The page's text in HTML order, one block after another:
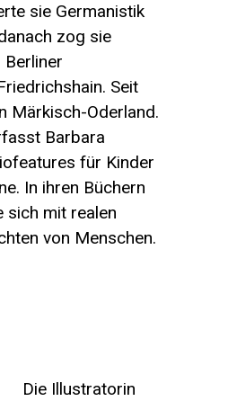
sie Germanistik
zog sie
Berliner
Seit
Märkisch-Oderland.
Barbara
für Kinder
In ihren Büchern
sich mit realen
von Menschen.
Die Illustratorin